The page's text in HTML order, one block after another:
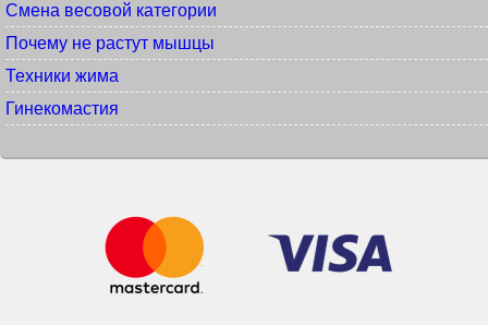
Смена весовой категории
Почему не растут мышцы
Техники жима
Гинекомастия